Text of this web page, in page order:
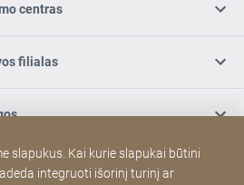
centras
filialas
slapukus. Kai kurie slapukai būtini
integruoti išorinį turinį ar